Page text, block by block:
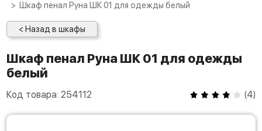
Шкаф пенал Руна ШК 01 для одежды белый
< Назад в шкафы
Шкаф пенал Руна ШК 01 для одежды
белый
Код товара: 254112 (4)